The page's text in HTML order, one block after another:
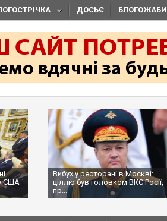
ДОСЬЄ БЛОГОЖАБИ
США
Вибух у ресторані в Москві:
ціллю був головком ВКС Росії,
пр...